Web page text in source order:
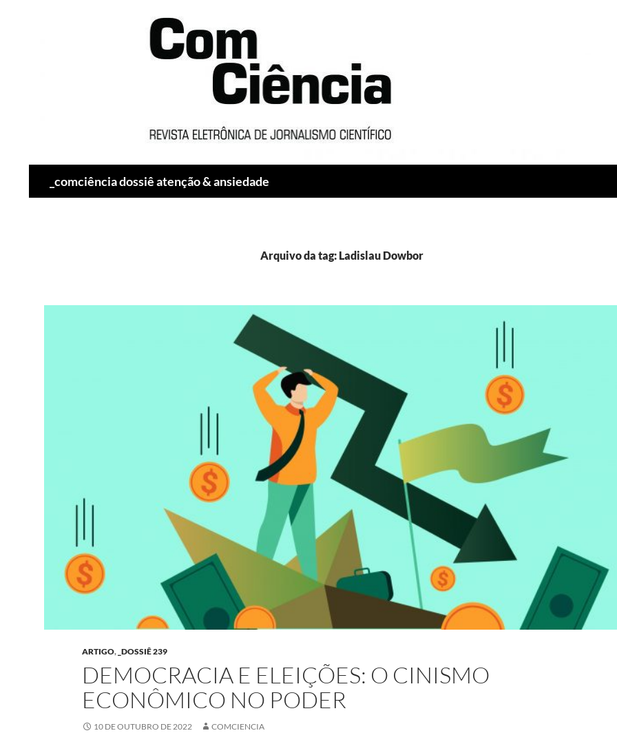
_comciência dossiê atenção & ansiedade
Arquivo da tag: Ladislau Dowbor
ARTIGO, _DOSSIÊ 239
DEMOCRACIA E ELEIÇÕES: O CINISMO
ECONÔMICO NO PODER
10 DE OUTUBRO DE 2022 COMCIENCIA